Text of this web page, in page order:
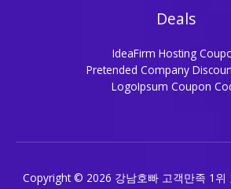
Deals
IdeaFirm Hosting
Pretended Company
LogoIpsum Coupon
Copyright © 2026 강남호빠 고객만족 1